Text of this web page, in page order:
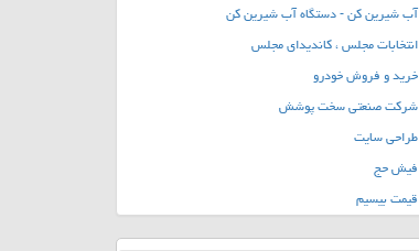
آب شیرین کن - دستگاه آب شیرین کن
انتخابات مجلس ، کاندیدای مجلس
خرید و فروش خودرو
شرکت صنعتی سخت پوشش
طراحی سایت
فیش حج
قیمت بیسیم